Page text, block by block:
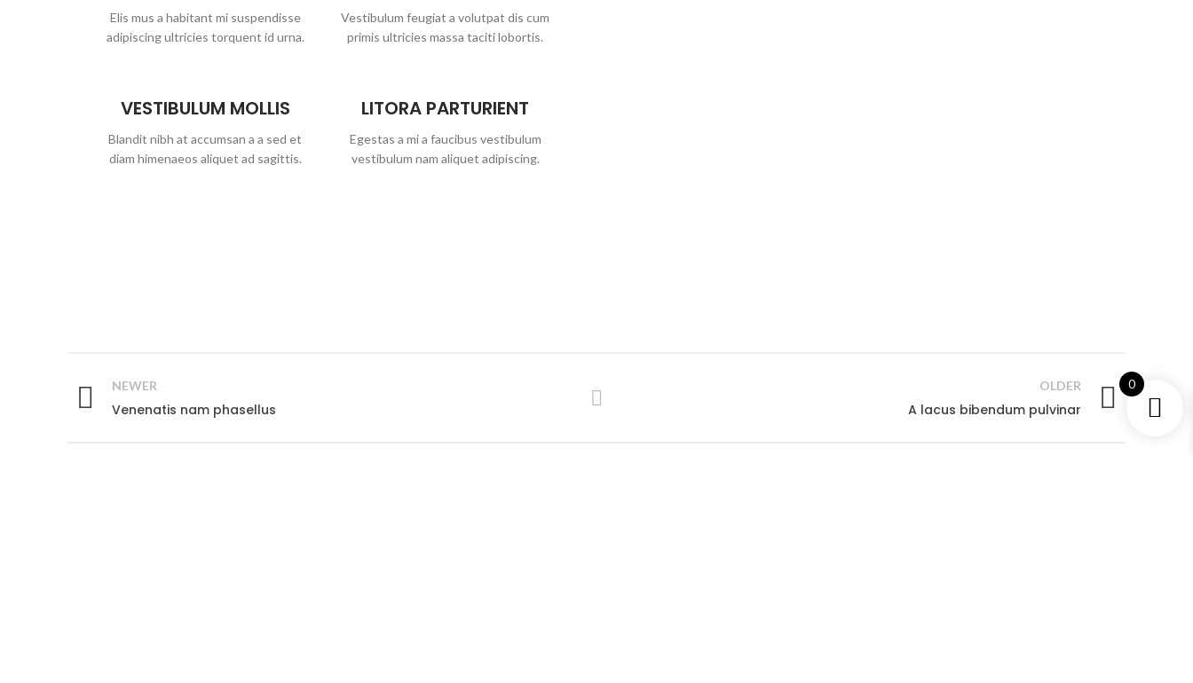
Elis mus a habitant mi suspendisse
adipiscing ultricies torquent id urna.
VESTIBULUM MOLLIS
Blandit nibh at accumsan a a sed et
diam himenaeos aliquet ad sagittis.
Vestibulum feugiat a volutpat dis cum
primis ultricies massa taciti lobortis.
LITORA PARTURIENT
Egestas a mi a faucibus vestibulum
vestibulum nam aliquet adipiscing.
NEWER
Venenatis nam phasellus
OLDER
A lacus bibendum pulvinar
0